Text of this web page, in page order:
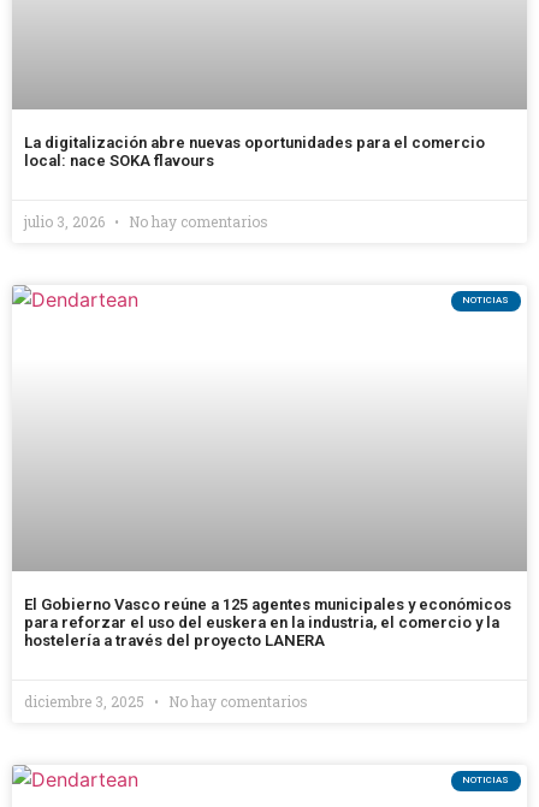
La digitalización abre nuevas oportunidades para el comercio
local: nace SOKA flavours
julio 3, 2026 No hay comentarios
NOTICIAS
El Gobierno Vasco reúne a 125 agentes municipales y económicos
para reforzar el uso del euskera en la industria, el comercio y la
hostelería a través del proyecto LANERA
diciembre 3, 2025 No hay comentarios
NOTICIAS